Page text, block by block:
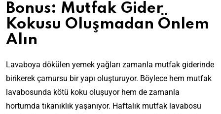
Bonus: Mutfak Gider
Kokusu Oluşmadan Önlem
Alın
Lavaboya dökülen yemek yağları zamanla mutfak giderinde
birikerek çamursu bir yapı oluşturuyor. Böylece hem mutfak
lavabosunda kötü koku oluşuyor hem de zamanla
hortumda tıkanıklık yaşanıyor. Haftalık mutfak lavabosu